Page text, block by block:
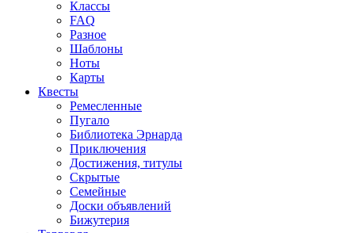
Классы
FAQ
Разное
Шаблоны
Ноты
Карты
Квесты
Ремесленные
Пугало
Библиотека Эрнарда
Приключения
Достижения, титулы
Скрытые
Семейные
Доски объявлений
Бижутерия